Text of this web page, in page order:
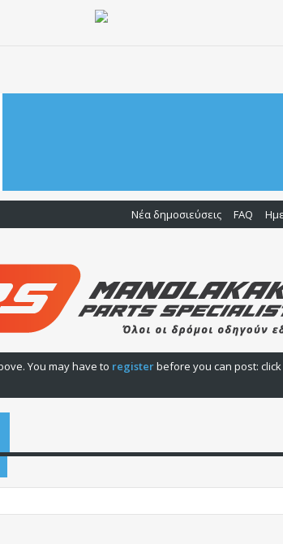
Νέα δημοσιεύσεις FAQ
You may have to registerbefore you can post: